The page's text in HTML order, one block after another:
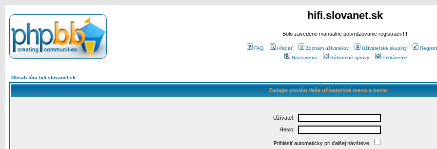
hifi.slovanet.sk
Bolo zavedene manualne potvrdzovanie registracii !!!
FAQ Hľadať Zoznam užívateľov Užívateľské skupiny
Nastavenia
Súkromné správy Prihlásenie
Obsah fóra hifi.slovanet.sk
Zadajte prosím Vaše užívateľské meno a heslo
Užívateľ:
Heslo:
Prihlásiť automaticky pri ďalšej návšteve: